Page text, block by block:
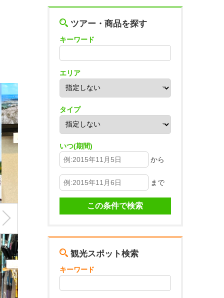
ツアー・商品を探す
キーワード
エリア
タイプ
いつ(期間)
から
まで
観光スポット検索
キーワード